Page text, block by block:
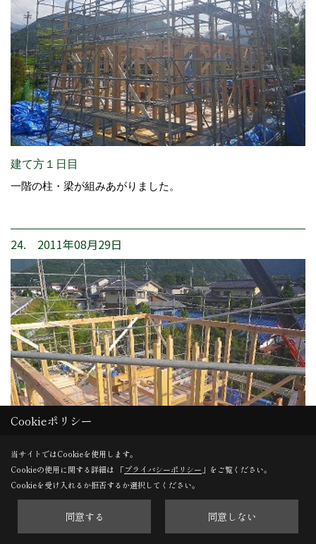
建て方１日目
一階の柱・梁が組みあがりました。
24. 2011年08月29日
建て方１日目
２階の柱が建ちました。
Cookieポリシー
当サイトではCookieを使用します。
Cookieの使用に関する詳細は 「プライバシーポリシー 」をご覧ください。
Cookieを受け入れるか拒否するか選択してください。
同意する 同意しない